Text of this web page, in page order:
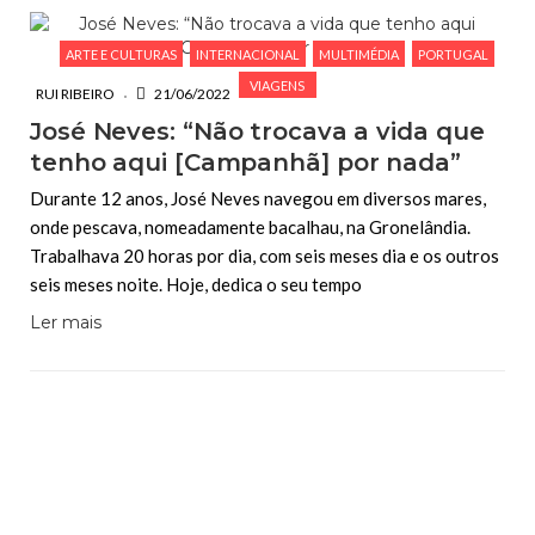
ARTE E CULTURAS INTERNACIONAL MULTIMÉDIA
PORTUGAL
VIAGENS
RUI RIBEIRO 21/06/2022
José Neves: “Não trocava a vida que
tenho aqui [Campanhã] por nada”
Durante 12 anos, José Neves navegou em diversos mares,
onde pescava, nomeadamente bacalhau, na Gronelândia.
Trabalhava 20 horas por dia, com seis meses dia e os outros
seis meses noite. Hoje, dedica o seu tempo
Ler mais